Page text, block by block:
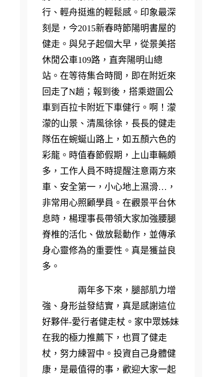
行、輕舟挺進的輕鬆感。印象最深
刻是，今2015新春時節陽明書屋的
健走。與兒子起個大早，從景美搭
休閒公車109路，直奔陽明山總
站。在等待集合時間，即在附近來
回走了N趟；報到後，搭乘遊園公
車到百拉卡附近下車健行。啊！濛
濛的山景、清風徐徐，長長的健走
隊伍在蜿蜒山路上，如五顏六色的
彩龍。時值春節假期，上山車輛頗
多，工作人員不時提醒注意兩方來
車、安全第一，小心地上濕滑…，
非常用心照顧學員。在觀景平台休
息時，楊理事長帶領大家加強腰腿
脊椎的活化、做放鬆動作，並傳承
身心靈修為的重要性。真是獲益良
多。
兩年多下來，腿部肌力增
強、身形益發結實，真是感謝這位
好夥伴-愛行者健走杖。家中眾姊妹
在我的極力推薦下，也買了健走
杖，努力練習中。投資自己身體健
康，是最值得的事，歡迎大家一起